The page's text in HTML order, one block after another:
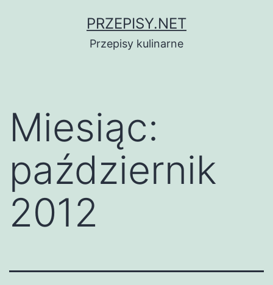
PRZEPISY.NET
Przepisy kulinarne
Miesiąc:
październik
2012